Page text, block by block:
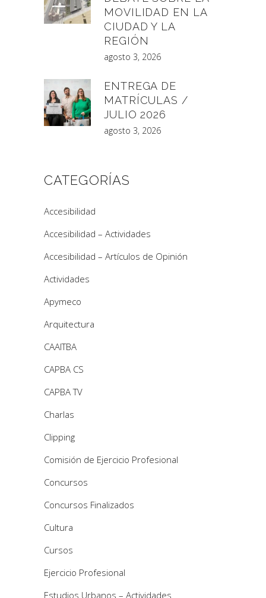
MOVILIDAD EN LA
CIUDAD Y LA
REGIÓN
agosto 3, 2026
ENTREGA DE
MATRÍCULAS /
JULIO 2026
agosto 3, 2026
CATEGORÍAS
Accesibilidad
Accesibilidad – Actividades
Accesibilidad – Artículos de Opinión
Actividades
Apymeco
Arquitectura
CAAITBA
CAPBA CS
CAPBA TV
Charlas
Clipping
Comisión de Ejercicio Profesional
Concursos
Concursos Finalizados
Cultura
Cursos
Ejercicio Profesional
Estudios Urbanos – Actividades